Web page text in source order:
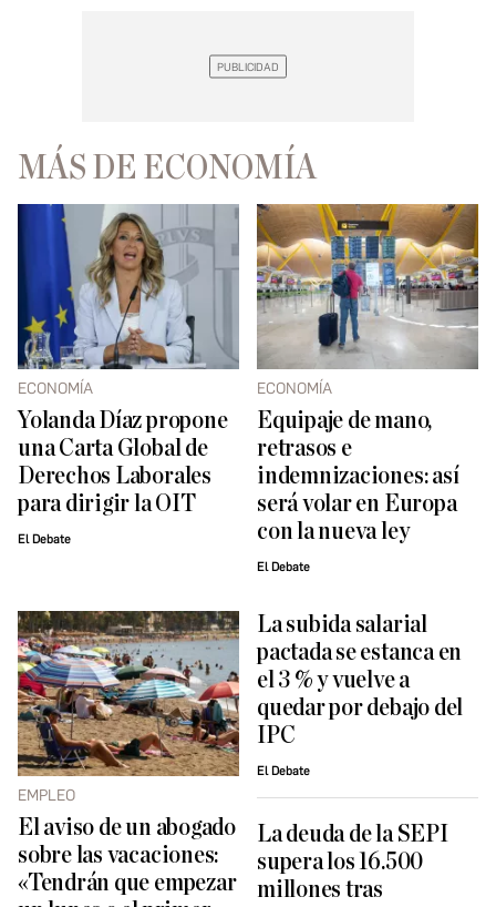
MÁS DE ECONOMÍA
ECONOMÍA
Yolanda Díaz propone
una Carta Global de
Derechos Laborales
para dirigir la OIT
El Debate
ECONOMÍA
Equipaje de mano,
retrasos e
indemnizaciones: así
será volar en Europa
con la nueva ley
El Debate
EMPLEO
El aviso de un abogado
sobre las vacaciones:
«Tendrán que empezar
La subida salarial
pactada se estanca en
el 3 % y vuelve a
quedar por debajo del
IPC
El Debate
La deuda de la SEPI
supera los 16.500
millones tras